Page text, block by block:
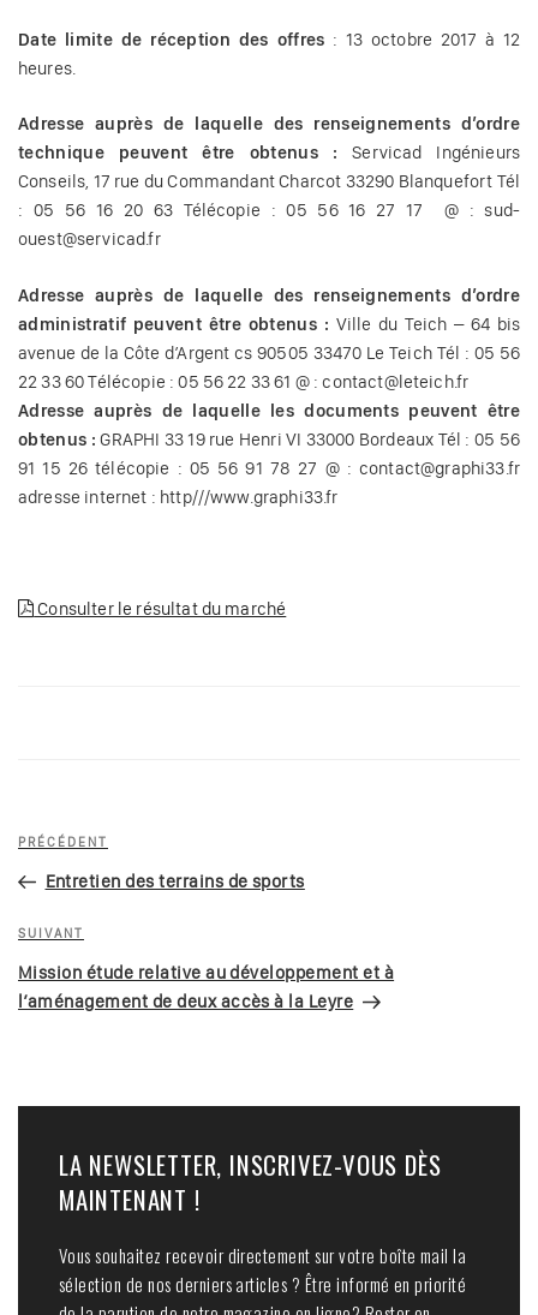
Date limite de réception des offres : 13 octobre 2017 à 12
heures.
Adresse auprès de laquelle des renseignements d’ordre
technique peuvent être obtenus : Servicad Ingénieurs
Conseils, 17 rue du Commandant Charcot 33290 Blanquefort Tél
: 05 56 16 20 63 Télécopie : 05 56 16 27 17 @ : sud-
ouest@servicad.fr
Adresse auprès de laquelle des renseignements d’ordre
administratif peuvent être obtenus : Ville du Teich – 64 bis
avenue de la Côte d’Argent cs 90505 33470 Le Teich Tél : 05 56
22 33 60 Télécopie : 05 56 22 33 61 @ : contact@leteich.fr
Adresse auprès de laquelle les documents peuvent être
obtenus : GRAPHI 33 19 rue Henri VI 33000 Bordeaux Tél : 05 56
91 15 26 télécopie : 05 56 91 78 27 @ : contact@graphi33.fr
adresse internet : http///www.graphi33.fr
Consulter le résultat du marché
Navigation
l’article
Article
précédent
PRÉCÉDENT
Entretien des terrains de sports
Article
suivant
SUIVANT
Mission étude relative au développement et à
l’aménagement de deux accès à la Leyre
LA NEWSLETTER, INSCRIVEZ-VOUS DÈS
MAINTENANT !
Vous souhaitez recevoir directement sur votre boîte mail la
sélection de nos derniers articles ? Être informé en priorité